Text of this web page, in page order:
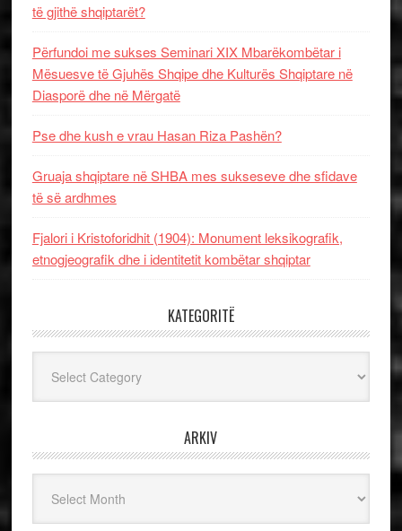
të gjithë shqiptarët?
Përfundoi me sukses Seminari XIX Mbarëkombëtar i
Mësuesve të Gjuhës Shqipe dhe Kulturës Shqiptare në
Diasporë dhe në Mërgatë
Pse dhe kush e vrau Hasan Riza Pashën?
Gruaja shqiptare në SHBA mes sukseseve dhe sfidave
të së ardhmes
Fjalori i Kristoforidhit (1904): Monument leksikografik,
etnogjeografik dhe i identitetit kombëtar shqiptar
KATEGORITË
ARKIV